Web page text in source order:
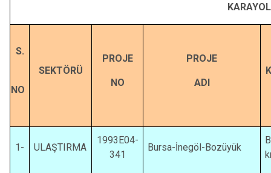
S.
NO
SEKTÖRÜ
PROJE
NO
PROJE
ADI
1- ULAŞTIRMA
1993E04-
341
Bursa-İnegöl-Bozüyük